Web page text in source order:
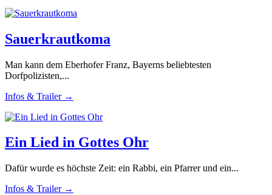
Sauerkrautkoma
Man kann dem Eberhofer Franz, Bayerns beliebtesten
Dorfpolizisten,...
Infos & Trailer →
Ein Lied in Gottes Ohr
Dafür wurde es höchste Zeit: ein Rabbi, ein Pfarrer und ein...
Infos & Trailer →